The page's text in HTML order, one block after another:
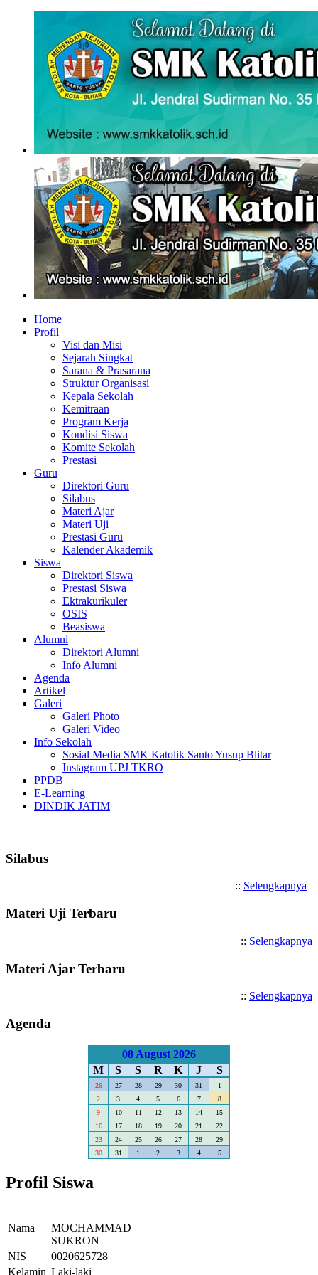
Home
Profil
Visi dan Misi
Sejarah Singkat
Sarana & Prasarana
Struktur Organisasi
Kepala Sekolah
Kemitraan
Program Kerja
Kondisi Siswa
Komite Sekolah
Prestasi
Guru
Direktori Guru
Silabus
Materi Ajar
Materi Uji
Prestasi Guru
Kalender Akademik
Siswa
Direktori Siswa
Prestasi Siswa
Ektrakurikuler
OSIS
Beasiswa
Alumni
Direktori Alumni
Info Alumni
Agenda
Artikel
Galeri
Galeri Photo
Galeri Video
Info Sekolah
Sosial Media SMK Katolik Santo Yusup Blitar
Instagram UPJ TKRO
PPDB
E-Learning
DINDIK JATIM
Silabus
:: Selengkapnya
Materi Uji Terbaru
:: Selengkapnya
Materi Ajar Terbaru
:: Selengkapnya
Agenda
08 August 2026
M
S S R K J S
26 27 28 29 30 31
1
2
3 4 5 6 7
8
9
10 11 12 13 14
15
16
17 18 19 20 21
22
23
24 25 26 27 28
29
30
31 1 2 3 4 5
Profil Siswa
Nama
MOCHAMMAD
SUKRON
NIS
0020625728
Kelamin Laki-laki